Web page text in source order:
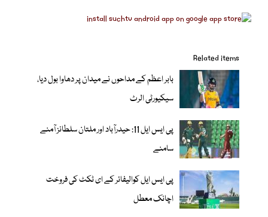
Related items
بابر اعظم کے مداحوں نے میدان پر دھاوا بول دیا،
سیکیورٹی الرٹ
پی ایس ایل 11: حیدرآباد اور ملتان سلطانز آمنے
سامنے
پی ایس ایل کوالیفائر کے ای ٹکٹ کی فروخت
اچانک معطل